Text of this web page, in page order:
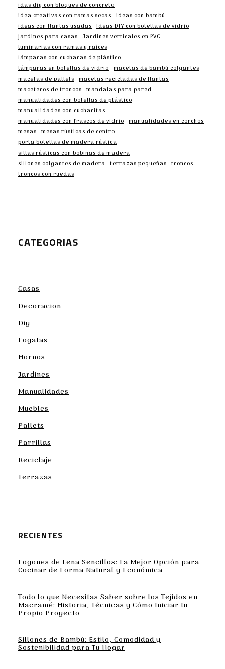
idas diy con bloques de concreto
idea creativas con ramas secas ideas con bambú
ideas con llantas usadas Ideas DIY con botellas de vidrio
jardines para casas Jardines verticales en PVC
luminarias con ramas y raíces
lámparas con cucharas de plástico
lámparas en botellas de vidrio macetas de bambú colgantes
macetas de pallets macetas recicladas de llantas
maceteros de troncos mandalas para pared
manualidades con botellas de plástico
manualidades con cucharitas
manualidades con frascos de vidrio manualidades en corchos
mesas mesas rústicas de centro
porta botellas de madera rústica
sillas rústicas con bobinas de madera
sillones colgantes de madera terrazas pequeñas troncos
troncos con ruedas
CATEGORIAS
Casas
Decoracion
Diy
Fogatas
Hornos
Jardines
Manualidades
Muebles
Pallets
Parrillas
Reciclaje
Terrazas
RECIENTES
Fogones de Leña Sencillos: La Mejor Opción para
Cocinar de Forma Natural y Económica
Todo lo que Necesitas Saber sobre los Tejidos en
Macramé: Historia, Técnicas y Cómo Iniciar tu
Propio Proyecto
Sillones de Bambú: Estilo, Comodidad y
Sostenibilidad para Tu Hogar